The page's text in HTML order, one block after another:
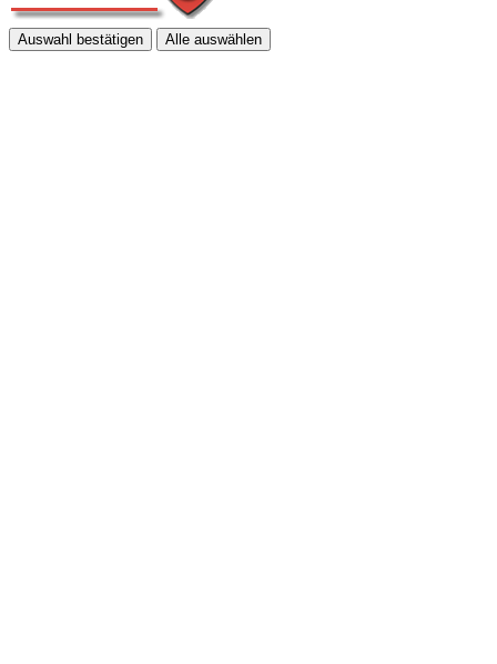
Auswahl bestätigen Alle auswählen